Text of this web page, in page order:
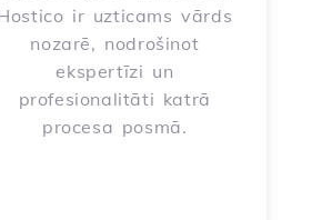
ir uzticams vārds
nozarē, nodrošinot
ekspertīzi un
profesionalitāti katrā
procesa posmā.